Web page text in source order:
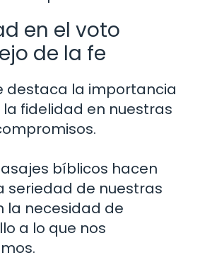
en el voto
de la fe
destaca la importancia
fidelidad en nuestras
bíblicos hacen
seriedad de nuestras
la necesidad de
a lo que nos